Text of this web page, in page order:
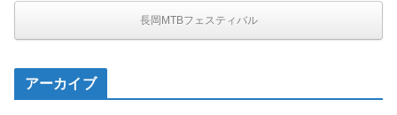
長岡MTBフェスティバル
アーカイブ